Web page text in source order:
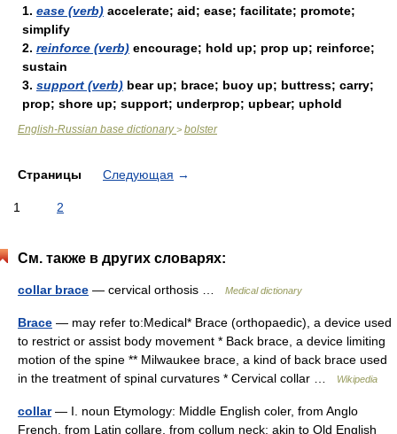
1. ease (verb) accelerate; aid; ease; facilitate; promote;
simplify
2. reinforce (verb) encourage; hold up; prop up; reinforce;
sustain
3. support (verb) bear up; brace; buoy up; buttress; carry;
prop; shore up; support; underprop; upbear; uphold
English-Russian base dictionary> bolster
Страницы Следующая →
1 2
См. также в других словарях:
collar brace — cervical orthosis … Medical dictionary
Brace — may refer to:Medical* Brace (orthopaedic), a device used
to restrict or assist body movement * Back brace, a device limiting
motion of the spine ** Milwaukee brace, a kind of back brace used
in the treatment of spinal curvatures * Cervical collar …
Wikipedia
collar— I. noun Etymology: Middle English coler, from Anglo
French, from Latin collare, from collum neck; akin to Old English